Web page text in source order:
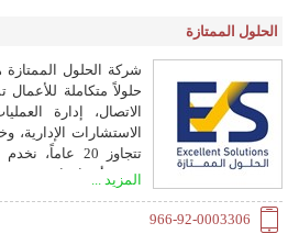
الحلول الممتازة
شركة الحلول
حلولاً متكاملة
الاتصال، إدارة
الاستشارات الإدارية،
تتجاوز 20
بجميع أحجامها.
المزيد ...
966-92-0003306